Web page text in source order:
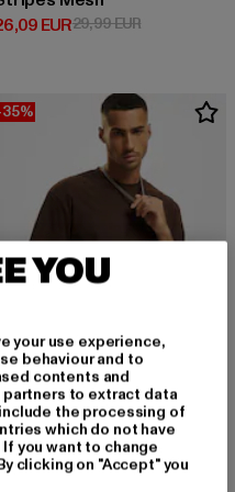
EURPreis: 26,09 EUR
29,99 EURAktionspreis:
EUR
URBAN CLASSICS
Tee
EUR Preis: 12,99 EUR
19,99 EURAktionspreis:
YOU
your use experience,
behaviour and to
contents and
to extract data
the processing of
which do not have
you want to change
clicking on "Accept" you